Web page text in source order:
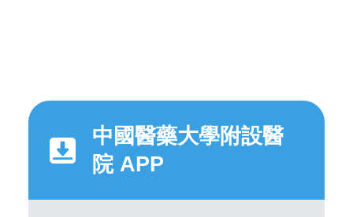
中國醫藥大學附設醫
院 APP